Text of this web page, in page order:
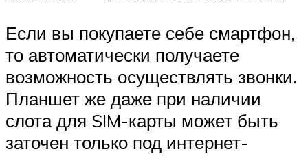
Если вы покупаете себе смартфон,
то автоматически получаете
возможность осуществлять звонки.
Планшет же даже при наличии
слота для SIM-карты может быть
заточен только под интернет-